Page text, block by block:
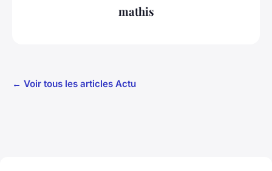
mathis
← Voir tous les articles Actu